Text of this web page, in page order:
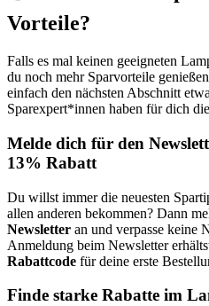
Vorteile?
Falls es mal keinen geeigneten
du noch mehr Sparvorteile
einfach den nächsten Abschnitt
Sparexpert*innen haben für dich
Melde dich für den
13% Rabatt
Du willst immer die neuesten
allen anderen bekommen? Dann
Newsletter an und verpasse keine
Anmeldung beim Newsletter
Rabattcode für deine erste
Finde starke Rabatte im